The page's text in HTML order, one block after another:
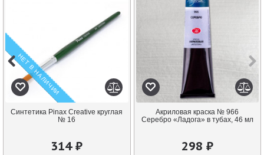
НЕТ В НАЛИЧИИ
Синтетика Pinax Creative круглая
№ 16
314 ₽
Акриловая краска № 966
Серебро «Ладога» в тубах, 46 мл
298 ₽